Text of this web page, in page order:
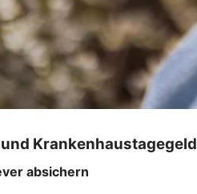
Krankenhaustagegeld
absichern